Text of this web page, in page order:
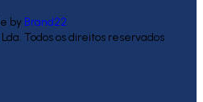
by Brand22
Todos os direitos reservados